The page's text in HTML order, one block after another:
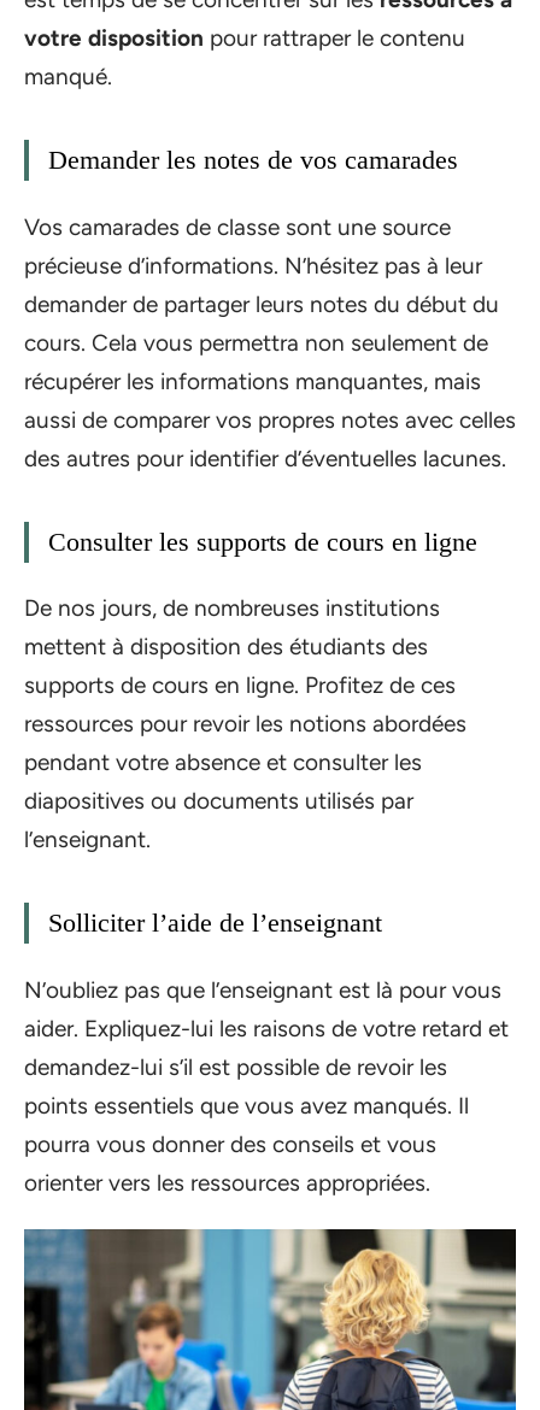
votre disposition pour rattraper le contenu
manqué.
Demander les notes de vos camarades
Vos camarades de classe sont une source
précieuse d’informations. N’hésitez pas à leur
demander de partager leurs notes du début du
cours. Cela vous permettra non seulement de
récupérer les informations manquantes, mais
aussi de comparer vos propres notes avec celles
des autres pour identifier d’éventuelles lacunes.
Consulter les supports de cours en ligne
De nos jours, de nombreuses institutions
mettent à disposition des étudiants des
supports de cours en ligne. Profitez de ces
ressources pour revoir les notions abordées
pendant votre absence et consulter les
diapositives ou documents utilisés par
l’enseignant.
Solliciter l’aide de l’enseignant
N’oubliez pas que l’enseignant est là pour vous
aider. Expliquez-lui les raisons de votre retard et
demandez-lui s’il est possible de revoir les
points essentiels que vous avez manqués. Il
pourra vous donner des conseils et vous
orienter vers les ressources appropriées.